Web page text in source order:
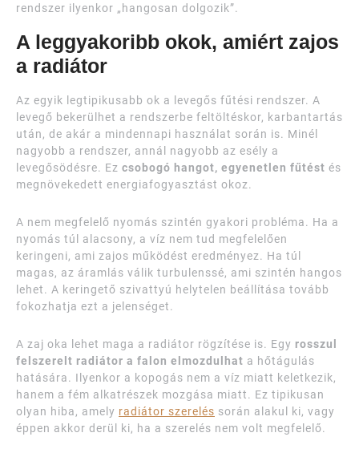
rendszer ilyenkor „hangosan dolgozik”.
A leggyakoribb okok, amiért zajos
a radiátor
Az egyik legtipikusabb ok a levegős fűtési rendszer. A
levegő bekerülhet a rendszerbe feltöltéskor, karbantartás
után, de akár a mindennapi használat során is. Minél
nagyobb a rendszer, annál nagyobb az esély a
levegősödésre. Ez csobogó hangot, egyenetlen fűtést és
megnövekedett energiafogyasztást okoz.
A nem megfelelő nyomás szintén gyakori probléma. Ha a
nyomás túl alacsony, a víz nem tud megfelelően
keringeni, ami zajos működést eredményez. Ha túl
magas, az áramlás válik turbulenssé, ami szintén hangos
lehet. A keringető szivattyú helytelen beállítása tovább
fokozhatja ezt a jelenséget.
A zaj oka lehet maga a radiátor rögzítése is. Egy rosszul
felszerelt radiátor a falon elmozdulhat a hőtágulás
hatására. Ilyenkor a kopogás nem a víz miatt keletkezik,
hanem a fém alkatrészek mozgása miatt. Ez tipikusan
olyan hiba, amely radiátor szerelés során alakul ki, vagy
éppen akkor derül ki, ha a szerelés nem volt megfelelő.